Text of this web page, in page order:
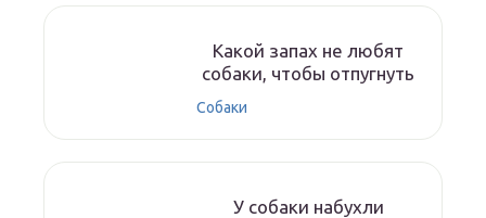
Какой запах не любят
собаки, чтобы отпугнуть
Собаки
У собаки набухли